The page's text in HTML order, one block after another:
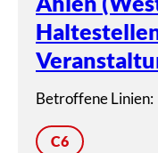
Betroffene Linien:
C6